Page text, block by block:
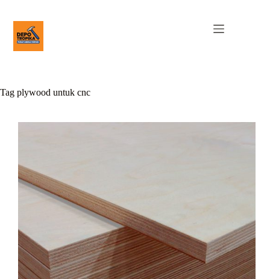
Tag plywood untuk cnc